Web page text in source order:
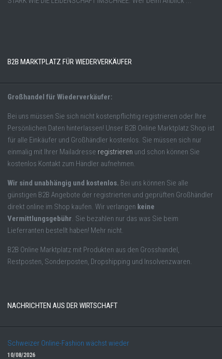
B2B MARKTPLATZ FÜR WIEDERVERKÄUFER
Großhandel für Wiederverkäufer:
Bei uns müssen Sie sich nicht kostenpflichtig registrieren oder Ihre
Persönlichen Daten hinterlassen! Unser B2B Online Marktplatz Shop ist
für alle Einkäufer und Großhändler kostenlos. Sie müssen sich nur
einmalig mit Ihrer Mailadresse registrieren und schon können Sie
kostenlos Kontakt zum Händler aufnehmen.
Wir sind unabhängig und kostenlos. Bei uns können Sie alle
günstigen B2B Angebote der registrierten und geprüften Großhändler
direkt online im Shop kaufen. Wir verlangen keine
Vermittlungsgebühr. Sie bezahlen nur das was Sie beim
Lieferranten bestellt haben! Mehr nicht.
B2B Online Marktplatz mit Produkten aus den Grosshandel,
Restposten, Sonderposten, Dropshipping und Insolvenzwaren.
NACHRICHTEN AUS DER WIRTSCHAFT
Schweizer Online-Fashion wächst wieder
10/08/2026